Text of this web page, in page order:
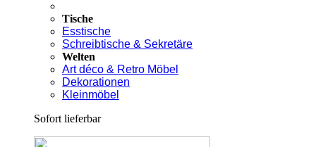
Tische
Esstische
Schreibtische & Sekretäre
Welten
Art déco & Retro Möbel
Dekorationen
Kleinmöbel
Sofort lieferbar